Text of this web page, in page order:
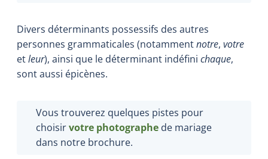
Divers déterminants possessifs des autres
personnes grammaticales (notammentnotre, votre
etleur), ainsi que le déterminant indéfini chaque,
sont aussi épicènes.
Vous trouverez quelques pistes pour
choisirvotre photographe de mariage
dans notre brochure.